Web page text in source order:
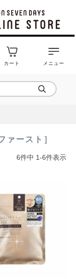
カート メニュー
ースト］
6件中 1-6件表示